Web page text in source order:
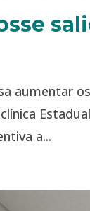
aumentar
a...